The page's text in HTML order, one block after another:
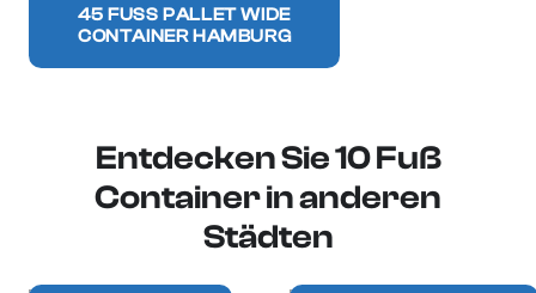
45 FUSS PALLET WIDE C
ONTAINER HAMBURG
Entdecken Sie 10 Fuß
Container in anderen
Städten